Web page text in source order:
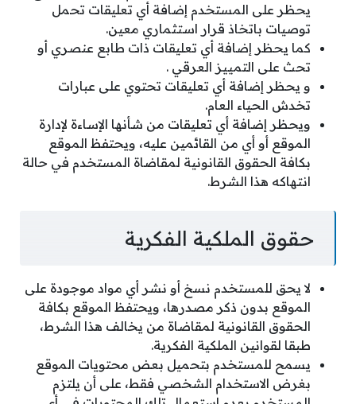
يحظر على المستخدم إضافة أي تعليقات تحمل
توصيات باتخاذ قرار استثماري معين.
كما يحظر إضافة أي تعليقات ذات طابع عنصري أو
تحث على التمييز العرقي .
و يحظر إضافة أي تعليقات تحتوي على عبارات
تخدش الحياء العام.
ويحظر إضافة أي تعليقات من شأنها الإساءة لإدارة
الموقع أو أي من القائمين عليه، ويحتفظ الموقع
بكافة الحقوق القانونية لمقاضاة المستخدم في حالة
انتهاكه هذا الشرط.
حقوق الملكية الفكرية
لا يحق للمستخدم نسخ أو نشر أي مواد موجودة على
الموقع بدون ذكر مصدرها، ويحتفظ الموقع بكافة
الحقوق القانونية لمقاضاة من يخالف هذا الشرط،
طبقا لقوانين الملكية الفكرية.
يسمح للمستخدم بتحميل بعض محتويات الموقع
بغرض الاستخدام الشخصي فقط، على أن يلتزم